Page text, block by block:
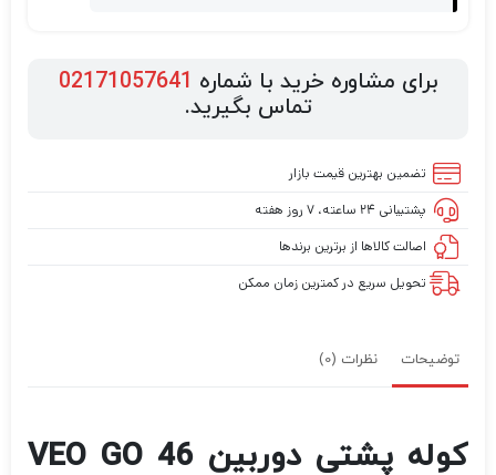
برای مشاوره خرید با شماره 02171057641
تماس بگیرید.
تضمین بهترین قیمت بازار
پشتیبانی ۲۴ ساعته، ۷ روز هفته
اصالت کالاها از برترین برندها
تحویل سریع در کمترین زمان ممکن
توضیحات نظرات (0)
کوله پشتی دوربین VEO GO 46